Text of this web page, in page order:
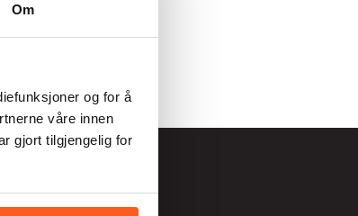
Om
og for å
våre innen
gjort tilgjengelig for